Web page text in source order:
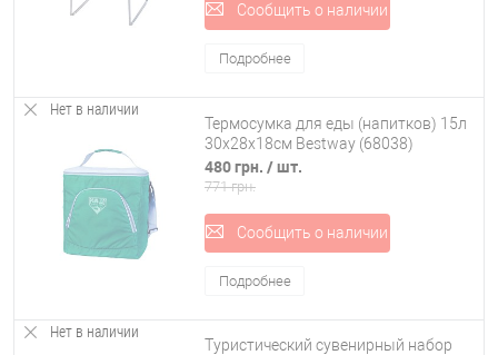
Сообщить о наличии
Подробнее
Нет в наличии
Термосумка для еды (напитков) 15л
30х28х18см Bestway (68038)
480 грн. / шт.
771 грн.
Сообщить о наличии
Подробнее
Нет в наличии
Туристический сувенирный набор